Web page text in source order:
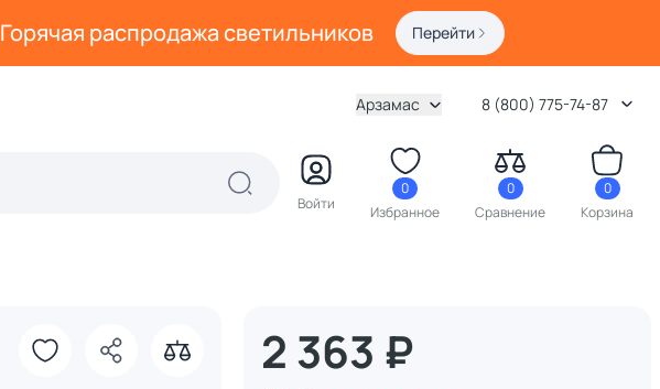
Горячая распродажа светильников Перейти
Арзамас 8 (800) 775-74-87
Войти
0
Избранное
0
Сравнение
0
Корзина
2 363 ₽